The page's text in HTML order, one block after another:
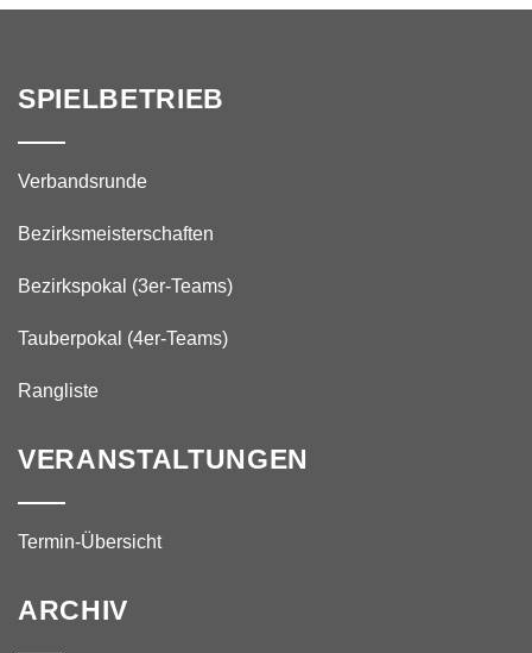
SPIELBETRIEB
Verbandsrunde
Bezirksmeisterschaften
Bezirkspokal (3er-Teams)
Tauberpokal (4er-Teams)
Rangliste
VERANSTALTUNGEN
Termin-Übersicht
ARCHIV